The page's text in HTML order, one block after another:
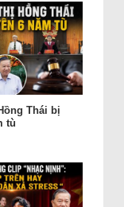
Thái bị
tù